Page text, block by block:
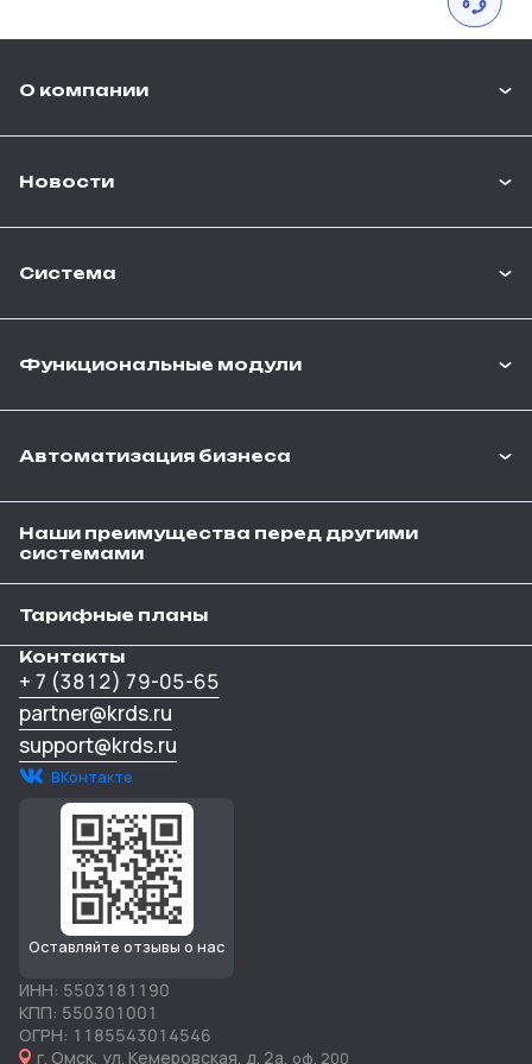
Контакты
+ 7 (3812) 79-05-65
partner@krds.ru
support@krds.ru
ВКонтакте
Оставляйте отзывы о нас
ИНН: 5503181190
КПП: 550301001
ОГРН: 1185543014546
г. Омск, ул. Кемеровская, д. 2а, оф. 200
О компании
Новости
Система
Функциональные модули
Автоматизация бизнеса
Наши преимущества перед другими
системами
Тарифные планы